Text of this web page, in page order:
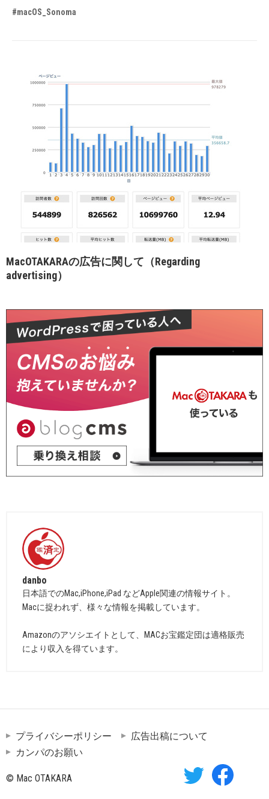
#macOS_Sonoma
MacOTAKARAの広告に関して（Regarding
advertising）
danbo
日本語でのMac,iPhone,iPad などApple関連の情報サイト。
Macに捉われず、様々な情報を掲載しています。
Amazonのアソシエイトとして、MACお宝鑑定団は適格販売
により収入を得ています。
プライバシーポリシー
広告出稿について
カンパのお願い
© Mac OTAKARA